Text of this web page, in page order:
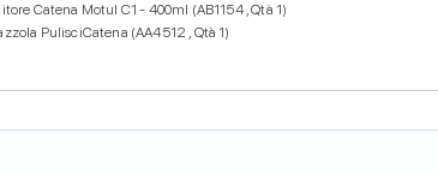
Catena Motul C1 - 400ml (AB1154 , Qtà 1)
PulisciCatena (AA4512 , Qtà 1)